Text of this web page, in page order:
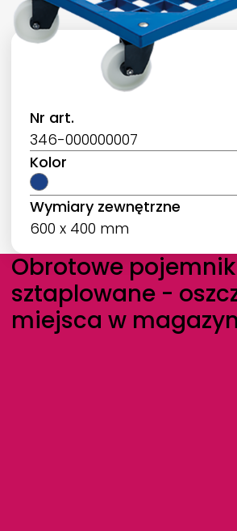
Nr art.
346-000000007
Kolor
Wymiary zewnętrzne
600 x 400 mm
Obrotowe
sztaplowane -
miejsca w